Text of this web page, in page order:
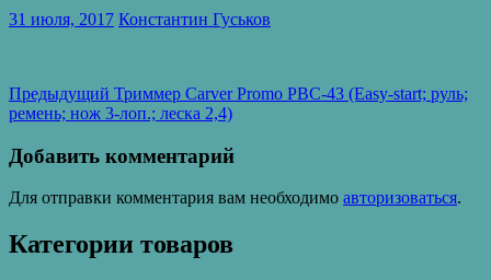
31 июля, 2017 Константин Гуськов
Навигация
по
записям
Предыдущий Предыдущая
запись:
Триммер Carver Promo PBC-43 (Easy-start; руль;
ремень; нож 3-лоп.; леска 2,4)
Добавить комментарий
Для отправки комментария вам необходимо авторизоваться.
Категории товаров